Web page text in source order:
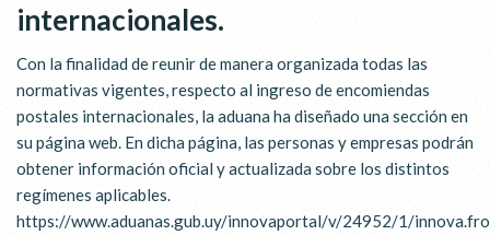
internacionales.
Con la finalidad de reunir de manera organizada todas las
normativas vigentes, respecto al ingreso de encomiendas
postales internacionales, la aduana ha diseñado una sección en
su página web. En dicha página, las personas y empresas podrán
obtener información oficial y actualizada sobre los distintos
regímenes aplicables.
https://www.aduanas.gub.uy/innovaportal/v/24952/1/